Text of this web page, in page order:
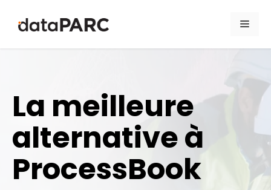
La meilleure
alternative à
ProcessBook